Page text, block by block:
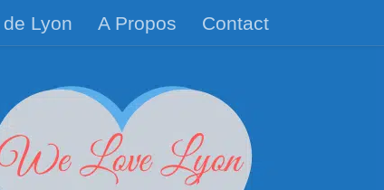
Lyon A Propos Contact